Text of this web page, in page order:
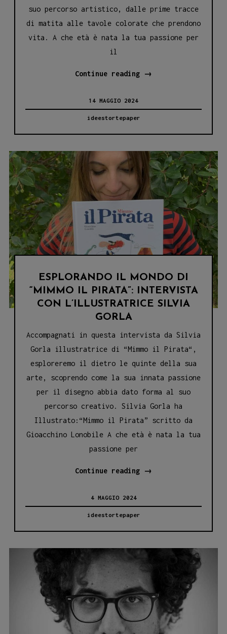
suo percorso artistico, dalle prime tracce
di matita alle tavole colorate che prendono
vita. A che età è nata la tua passione per
il
Continue reading Tra
Artistico
di
Stefano
Raggi
con
“Il
Divano”
→
14 MAGGIO 2024
ideestortepaper
ESPLORANDO IL MONDO DI
“MIMMO IL PIRATA”: INTERVISTA
CON L’ILLUSTRATRICE SILVIA
GORLA
Accompagnati in questa intervista da Silvia
Gorla illustratrice di “Mimmo il Pirata“,
esploreremo il dietro le quinte della sua
arte, scoprendo come la sua innata passione
per il disegno abbia dato forma al suo
percorso creativo. Silvia Gorla ha
Illustrato:“Mimmo il Pirata” scritto da
Gioacchino Lonobile A che età è nata la tua
passione per
Continue reading Esplorando
Pirata”:
l’Illustratrice
Silvia
Gorla
→
4 MAGGIO 2024
ideestortepaper